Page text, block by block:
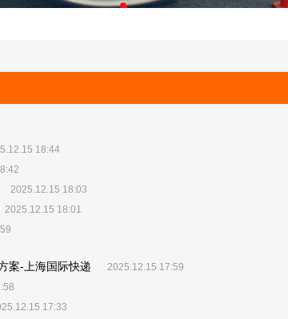
18:44
2025.12.15 18:03
2025.12.15 18:01
案-上海国际快递 2025.12.15 17:59
17:33